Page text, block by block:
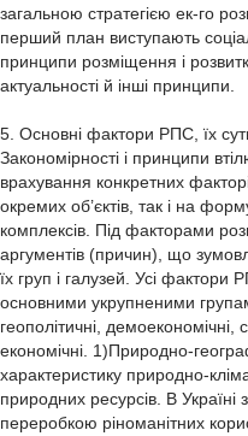
загальною стратегією ек-го
перший план виступають
принципи розміщення і
актуальності й інші принципи.
5. Основні фактори РПС, їх
Закономірності і принципи
врахування конкретних
окремих об’єктів, так і на
комплексів. Під факторами
аргументів (причин), що
їх груп і галузей. Усі
основними укрупненими
геополітичні, демоекономічні,
економічні. 1)Природно-
характеристику природно-
природних ресурсів. В Україні
переробкою ріноманітних